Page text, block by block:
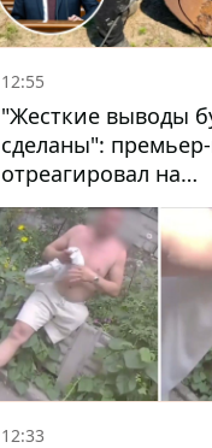
12:55
"Жесткие выводы
сделаны":
отреагировал на
несколькодневное
отсутствие воды в
12:33